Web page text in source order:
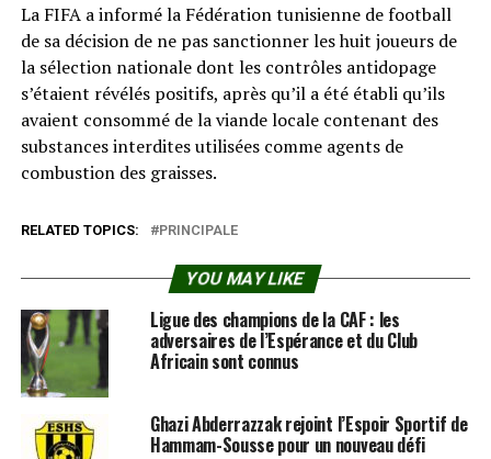
La FIFA a informé la Fédération tunisienne de football
de sa décision de ne pas sanctionner les huit joueurs de
la sélection nationale dont les contrôles antidopage
s’étaient révélés positifs, après qu’il a été établi qu’ils
avaient consommé de la viande locale contenant des
substances interdites utilisées comme agents de
combustion des graisses.
RELATED TOPICS: PRINCIPALE
YOU MAY LIKE
Ligue des champions de la CAF : les
adversaires de l’Espérance et du Club
Africain sont connus
Ghazi Abderrazzak rejoint l’Espoir Sportif de
Hammam-Sousse pour un nouveau défi